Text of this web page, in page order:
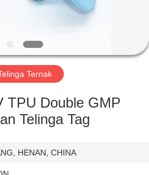
Ternak
TPU Double GMP
Telinga Tag
HENAN, CHINA